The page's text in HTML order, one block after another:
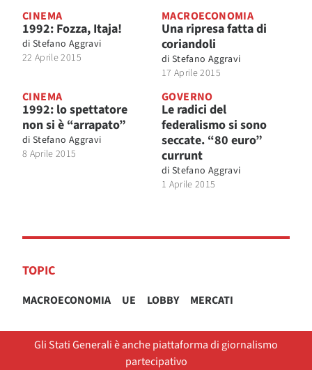
CINEMA
1992: Fozza, Itaja!
di Stefano Aggravi
22 Aprile 2015
MACROECONOMIA
Una ripresa fatta di
coriandoli
di Stefano Aggravi
17 Aprile 2015
CINEMA
1992: lo spettatore
non si è “arrapato”
di Stefano Aggravi
8 Aprile 2015
GOVERNO
Le radici del
federalismo si sono
seccate. “80 euro”
currunt
di Stefano Aggravi
1 Aprile 2015
TOPIC
MACROECONOMIA UE LOBBY MERCATI
Gli Stati Generali è anche piattaforma di giornalismo
partecipativo